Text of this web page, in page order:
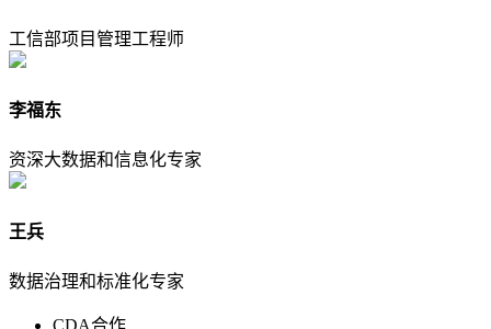
工信部项目管理工程师
李福东
资深大数据和信息化专家
王兵
数据治理和标准化专家
CDA合作